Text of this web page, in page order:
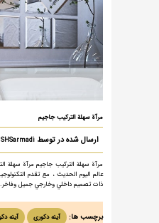
مرآة سهلة التركيب جاجيم
ارسال شده در توسطSHSarmadi
مرآة سهلة التركيب جاجيم مرآة سهلة
عالم اليوم الحديث ، مع تقدم
ذات تصميم داخلي وخارجي جميل وفاخر.
برچسب ها: آینه دکوری آینه